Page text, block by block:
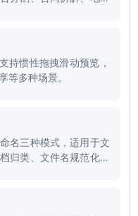
持惯性拖拽滑动预览，
等多种场景。
名三种模式，适用于文
归类、文件名规范化等